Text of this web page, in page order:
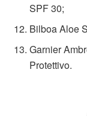
SPF 30;
Bilboa Aloe
Garnier
Protettivo.